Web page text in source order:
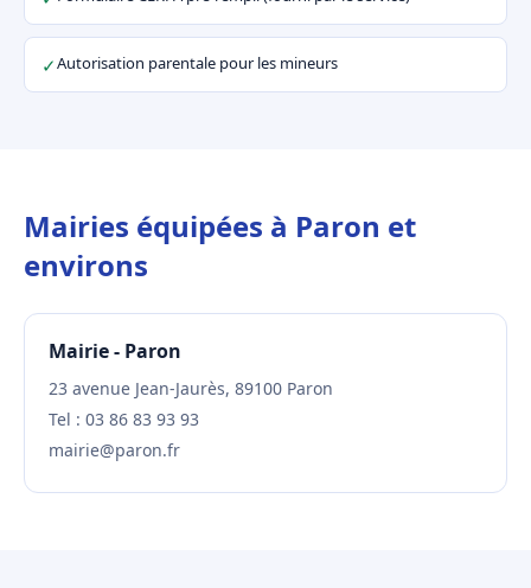
✓Autorisation parentale pour les mineurs
Mairies équipées à Paron et
environs
Mairie - Paron
23 avenue Jean-Jaurès, 89100 Paron
Tel : 03 86 83 93 93
mairie@paron.fr